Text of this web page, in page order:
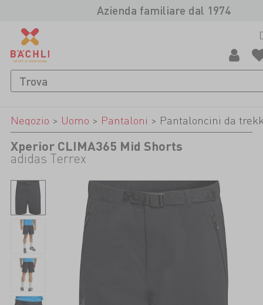
Azienda familiare dal 1974
Negozio > Uomo > Pantaloni > Pantaloncini da
Xperior CLIMA365 Mid Shorts
adidas Terrex